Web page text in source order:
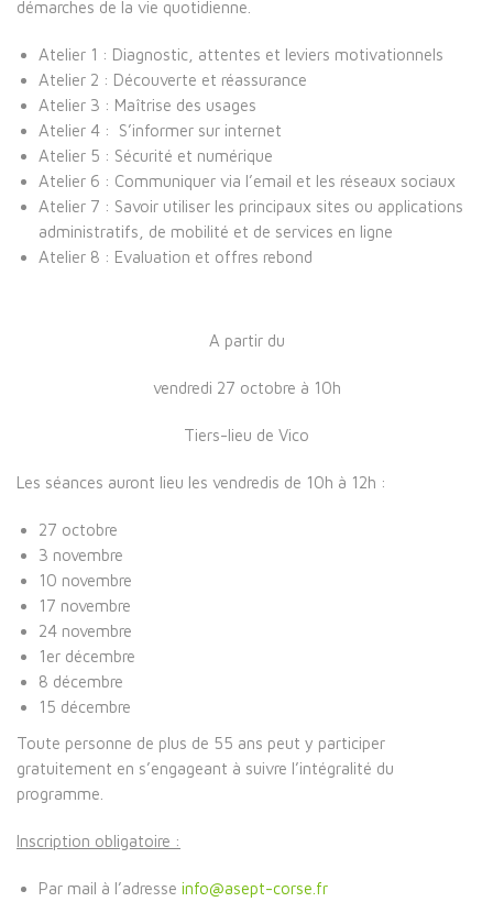
démarches de la vie quotidienne.
Atelier 1 : Diagnostic, attentes et leviers motivationnels
Atelier 2 : Découverte et réassurance
Atelier 3 : Maîtrise des usages
Atelier 4 : S’informer sur internet
Atelier 5 : Sécurité et numérique
Atelier 6 : Communiquer via l’email et les réseaux sociaux
Atelier 7 : Savoir utiliser les principaux sites ou applications
administratifs, de mobilité et de services en ligne
Atelier 8 : Evaluation et offres rebond
A partir du
vendredi 27 octobre à 10h
Tiers-lieu de Vico
Les séances auront lieu les vendredis de 10h à 12h :
27 octobre
3 novembre
10 novembre
17 novembre
24 novembre
1er décembre
8 décembre
15 décembre
Toute personne de plus de 55 ans peut y participer
gratuitement en s’engageant à suivre l’intégralité du
programme.
Inscription obligatoire :
Par mail à l’adresse info@asept-corse.fr